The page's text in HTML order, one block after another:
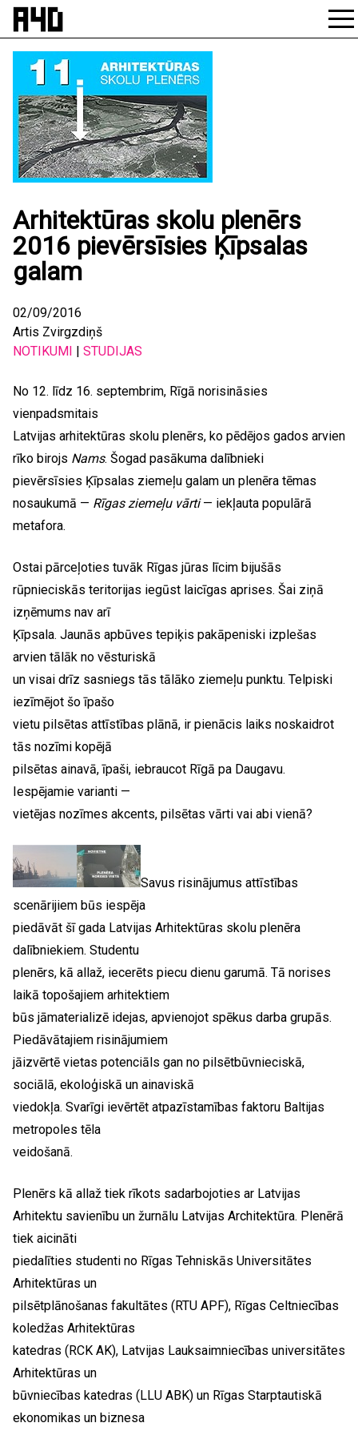
Skip
Arhitektūras skolu plenērs
2016 pievērsīsies Ķīpsalas
galam
02/09/2016
Artis Zvirgzdiņš
NOTIKUMI | STUDIJAS
No 12. līdz 16. septembrim, Rīgā norisināsies
vienpadsmitais
Latvijas arhitektūras skolu plenērs, ko pēdējos gados arvien
rīko birojs Nams. Šogad pasākuma dalībnieki
pievērsīsies Ķīpsalas ziemeļu galam un plenēra tēmas
nosaukumā — Rīgas ziemeļu vārti— iekļauta populārā
metafora.
Ostai pārceļoties tuvāk Rīgas jūras līcim bijušās
rūpnieciskās teritorijas iegūst laicīgas aprises. Šai ziņā
izņēmums nav arī
Ķīpsala. Jaunās apbūves tepiķis pakāpeniski izplešas
arvien tālāk no vēsturiskā
un visai drīz sasniegs tās tālāko ziemeļu punktu. Telpiski
iezīmējot šo īpašo
vietu pilsētas attīstības plānā, ir pienācis laiks noskaidrot
tās nozīmi kopējā
pilsētas ainavā, īpaši, iebraucot Rīgā pa Daugavu.
Iespējamie varianti —
vietējas nozīmes akcents, pilsētas vārti vai abi vienā?
Savus risinājumus attīstības
scenārijiem būs iespēja
piedāvāt šī gada Latvijas Arhitektūras skolu plenēra
dalībniekiem. Studentu
plenērs, kā allaž, iecerēts piecu dienu garumā. Tā norises
laikā topošajiem arhitektiem
būs jāmaterializē idejas, apvienojot spēkus darba grupās.
Piedāvātajiem risinājumiem
jāizvērtē vietas potenciāls gan no pilsētbūvnieciskā,
sociālā, ekoloģiskā un ainaviskā
viedokļa. Svarīgi ievērtēt atpazīstamības faktoru Baltijas
metropoles tēla
veidošanā.
Plenērs kā allaž tiek rīkots sadarbojoties ar Latvijas
Arhitektu savienību un žurnālu Latvijas Architektūra. Plenērā
tiek aicināti
piedalīties studenti no Rīgas Tehniskās Universitātes
Arhitektūras un
pilsētplānošanas fakultātes (RTU APF), Rīgas Celtniecības
koledžas Arhitektūras
katedras (RCK AK), Latvijas Lauksaimniecības universitātes
Arhitektūras un
būvniecības katedras (LLU ABK) un Rīgas Starptautiskā
ekonomikas un biznesa